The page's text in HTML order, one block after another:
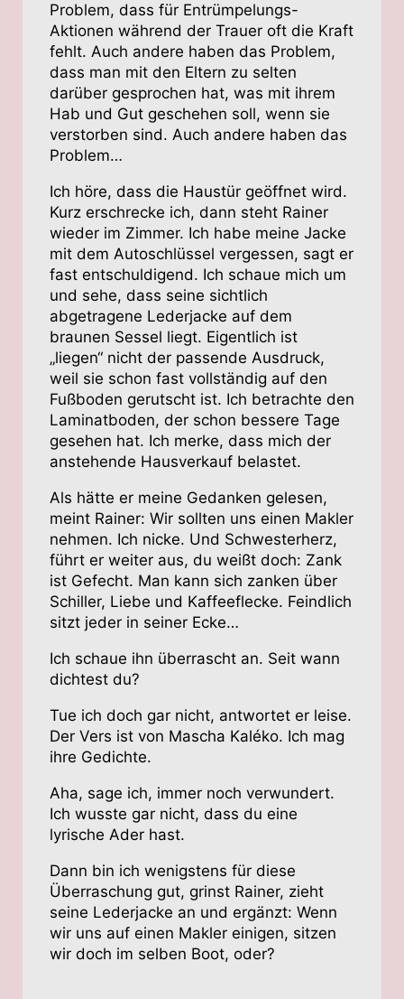
Problem, dass für Entrümpelungs-
Aktionen während der Trauer oft die Kraft
fehlt. Auch andere haben das Problem,
dass man mit den Eltern zu selten
darüber gesprochen hat, was mit ihrem
Hab und Gut geschehen soll, wenn sie
verstorben sind. Auch andere haben das
Problem…
Ich höre, dass die Haustür geöffnet wird.
Kurz erschrecke ich, dann steht Rainer
wieder im Zimmer. Ich habe meine Jacke
mit dem Autoschlüssel vergessen, sagt er
fast entschuldigend. Ich schaue mich um
und sehe, dass seine sichtlich
abgetragene Lederjacke auf dem
braunen Sessel liegt. Eigentlich ist
„liegen“ nicht der passende Ausdruck,
weil sie schon fast vollständig auf den
Fußboden gerutscht ist. Ich betrachte den
Laminatboden, der schon bessere Tage
gesehen hat. Ich merke, dass mich der
anstehende Hausverkauf belastet.
Als hätte er meine Gedanken gelesen,
meint Rainer: Wir sollten uns einen Makler
nehmen. Ich nicke. Und Schwesterherz,
führt er weiter aus, du weißt doch: Zank
ist Gefecht. Man kann sich zanken über
Schiller, Liebe und Kaffeeflecke. Feindlich
sitzt jeder in seiner Ecke…
Ich schaue ihn überrascht an. Seit wann
dichtest du?
Tue ich doch gar nicht, antwortet er leise.
Der Vers ist von Mascha Kaléko. Ich mag
ihre Gedichte.
Aha, sage ich, immer noch verwundert.
Ich wusste gar nicht, dass du eine
lyrische Ader hast.
Dann bin ich wenigstens für diese
Überraschung gut, grinst Rainer, zieht
seine Lederjacke an und ergänzt: Wenn
wir uns auf einen Makler einigen, sitzen
wir doch im selben Boot, oder?